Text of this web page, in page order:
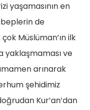
yaşamasının en
de
Müslüman’ın ilk
yaklaşmaması ve
arınarak
şehidimiz
Kur’an’dan